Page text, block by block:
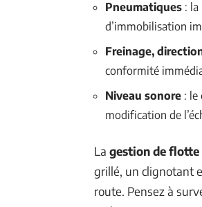
Pneumatiques :
d’immobilisation
Freinage,
conformité
Niveau sonore : le
modification de
La gestion de flotte
grillé, un clignotant
route. Pensez à